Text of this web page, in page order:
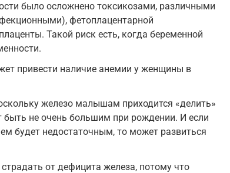
было осложнено токсикозами, различными
фетоплацентарной
Такой риск есть, когда беременной
привести наличие анемии у женщины в
железо малышам приходится «делить»
быть не очень большим при рождении. И если
будет недостаточным, то может развиться
от дефицита железа, потому что